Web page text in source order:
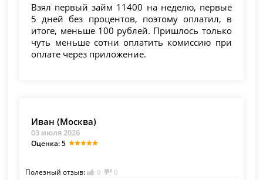
Взял первый займ 11400 на неделю, первые
5 дней без процентов, поэтому оплатил, в
итоге, меньше 100 рублей. Пришлось только
чуть меньше сотни оплатить комиссию при
оплате через приложение.
Иван (Москва)
03 июля 2026
Оценка: 5
Полезный отзыв: 0 0